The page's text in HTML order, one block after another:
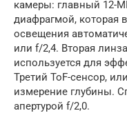
камеры: главный 12-
диафрагмой, которая
освещения
или f/2,4. Вторая
используется для
Третий ToF-сенсор,
измерение глубины.
апертурой f/2,0.